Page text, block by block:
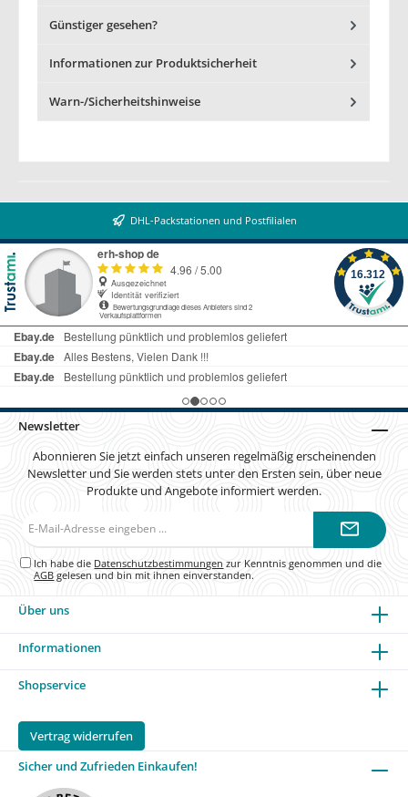
Günstiger gesehen?
Informationen zur Produktsicherheit
Warn-/Sicherheitshinweise
DHL-Packstationen und Postfilialen
Newsletter
Abonnieren Sie jetzt einfach unseren regelmäßig erscheinenden
Newsletter und Sie werden stets unter den Ersten sein, über neue
Produkte und Angebote informiert werden.
Ich habe die Datenschutzbestimmungen zur Kenntnis genommen und die
AGB gelesen und bin mit ihnen einverstanden.
Über uns
Informationen
Shopservice
Vertrag widerrufen
Sicher und Zufrieden Einkaufen!